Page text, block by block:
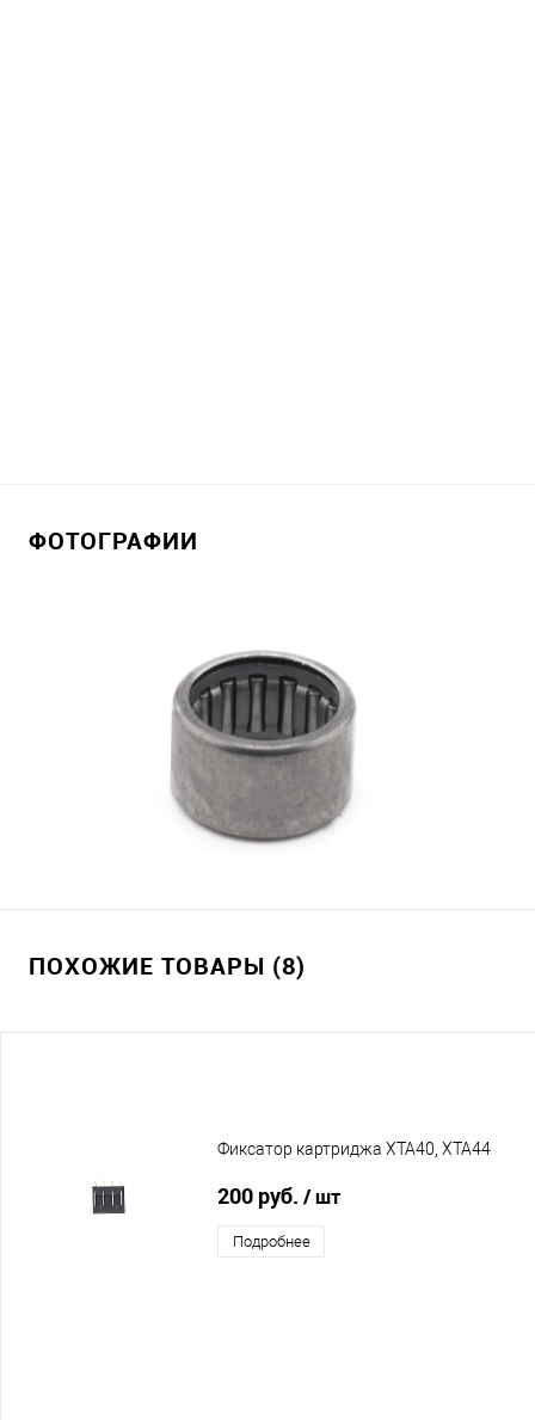
ФОТОГРАФИИ
ПОХОЖИЕ ТОВАРЫ (8)
Фиксатор картриджа XTA40, XTA44
200 руб. / шт
Подробнее